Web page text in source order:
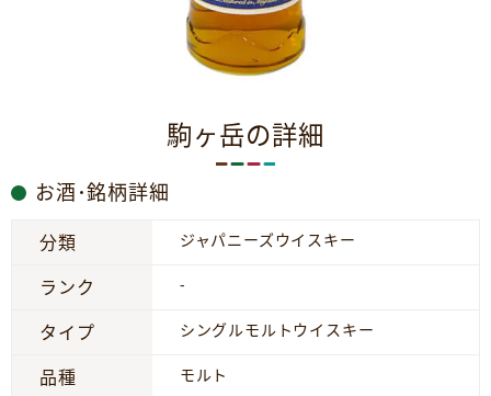
駒ヶ岳の詳細
お酒･銘柄詳細
分類 ジャパニーズウイスキー
ランク -
タイプ シングルモルトウイスキー
品種 モルト